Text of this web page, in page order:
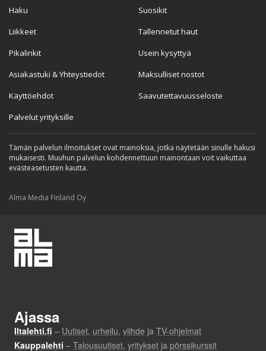
Haku
Liikkeet
Pikalinkit
Asiakastuki & Yhteystiedot
Käyttöehdot
Palvelut yrityksille
Suosikit
Tallennetut haut
Usein kysyttyä
Maksulliset nostot
Saavutettavuusseloste
Tämän palvelun ilmoitukset ovat mainoksia, jotka näytetään sinulle hakusi
mukaisesti. Muuhun palvelun kohdennettuun mainontaan voit vaikuttaa
evästeasetusten kautta.
Alma Media Finland Oy